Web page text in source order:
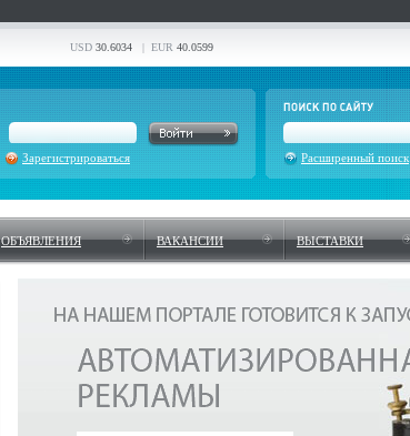
USD 30.6034 | EUR 40.0599
Зарегистрироваться
Расширенный поиск
ОБЪЯВЛЕНИЯ ВАКАНСИИ ВЫСТАВКИ